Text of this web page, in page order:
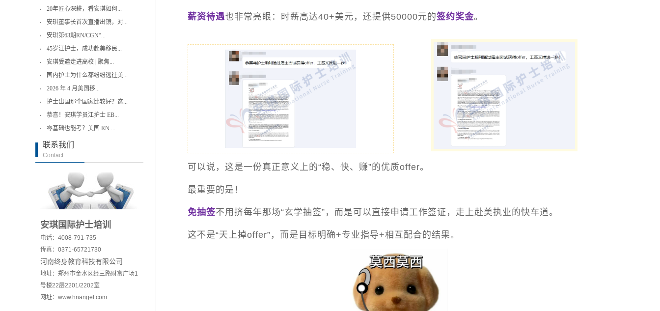
20年匠心深耕，看安琪如何...
安琪董事长首次直播出镜，对...
安琪第63期RN/CGN“...
45岁江护士，成功赴美移民...
安琪受邀走进高校 | 聚焦...
国内护士为什么都纷纷逃往美...
2026 年 4 月美国移...
护士出国那个国家比较好？这...
恭喜！安琪学员江护士 EB...
零基础也能考？美国 RN ...
联系我们
Contact
安琪国际护士培训
电话：4008-791-735
传真：0371-65721730
河南终身教育科技有限公司
地址：郑州市金水区经三路财富广场1
号楼22层2201/2202室
网址：www.hnangel.com
薪资待遇也非常亮眼：时薪高达40+美元，还提供50000元的签约奖金。
可以说， 这是一份真正意义上的“稳、快、赚”的优质offer。
最重要的是！
免抽签不用挤每年那场“玄学抽签”，而是可以直接申请工作签证，走上赴美执业的快车道。
这不是“天上掉offer”，而是目标明确+专业指导+相互配合的结果。